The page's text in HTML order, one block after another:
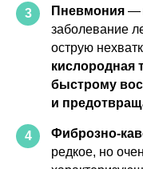
3 Пневмония —
заболевание
острую
кислородная
быстрому
и
4 Фиброзно-
редкое, но